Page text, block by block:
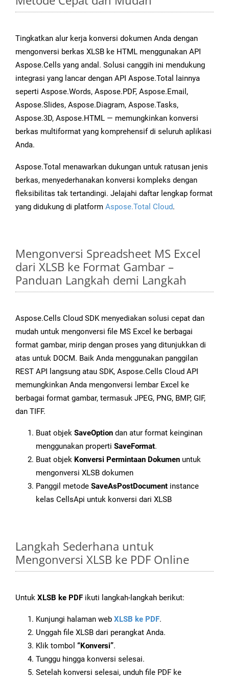
Tingkatkan alur kerja konversi dokumen Anda dengan
mengonversi berkas XLSB ke HTML menggunakan API
Aspose.Cells yang andal. Solusi canggih ini mendukung
integrasi yang lancar dengan API Aspose.Total lainnya
seperti Aspose.Words, Aspose.PDF, Aspose.Email,
Aspose.Slides, Aspose.Diagram, Aspose.Tasks,
Aspose.3D, Aspose.HTML — memungkinkan konversi
berkas multiformat yang komprehensif di seluruh aplikasi
Anda.
Aspose.Total menawarkan dukungan untuk ratusan jenis
berkas, menyederhanakan konversi kompleks dengan
fleksibilitas tak tertandingi. Jelajahi daftar lengkap format
yang didukung di platform Aspose.Total Cloud.
Mengonversi Spreadsheet MS Excel
dari XLSB ke Format Gambar –
Panduan Langkah demi Langkah
Aspose.Cells Cloud SDK menyediakan solusi cepat dan
mudah untuk mengonversi file MS Excel ke berbagai
format gambar, mirip dengan proses yang ditunjukkan di
atas untuk DOCM. Baik Anda menggunakan panggilan
REST API langsung atau SDK, Aspose.Cells Cloud API
memungkinkan Anda mengonversi lembar Excel ke
berbagai format gambar, termasuk JPEG, PNG, BMP, GIF,
dan TIFF.
Buat objek SaveOption dan atur format keinginan
menggunakan properti SaveFormat.
Buat objek Konversi Permintaan Dokumen untuk
mengonversi XLSB dokumen
Panggil metode SaveAsPostDocument instance
kelas CellsApi untuk konversi dari XLSB
Langkah Sederhana untuk
Mengonversi XLSB ke PDF Online
Untuk XLSB ke PDF ikuti langkah-langkah berikut:
Kunjungi halaman web XLSB ke PDF.
Unggah file XLSB dari perangkat Anda.
Klik tombol “Konversi”.
Tunggu hingga konversi selesai.
Setelah konversi selesai, unduh file PDF ke